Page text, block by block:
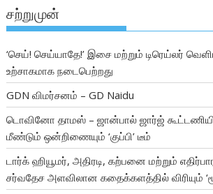
சற்றுமுன்
‘செய்! செய்யாதே!’ இசை மற்றும் டிரெய்லர்
உற்சாகமாக நடைபெற்றது
GDN விமர்சனம் – GD Naidu
டொவினோ தாமஸ் – ஜான்பால் ஜார்ஜ்
மீண்டும் ஒன்றிணையும் ‘குப்பி’ டீம்
டார்க் ஹியூமர், அதிரடி, கற்பனை மற்றும்
சர்வதேச அளவிலான கதைக்களத்தில் விரியும்